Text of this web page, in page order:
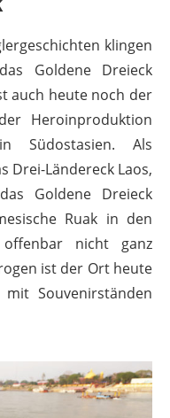
klingen
Goldene Dreieck
auch heute noch der
Heroinproduktion
Südostasien. Als
Drei-Ländereck Laos,
Goldene Dreieck
Ruak in den
nicht ganz
ist der Ort heute
Souvenirständen